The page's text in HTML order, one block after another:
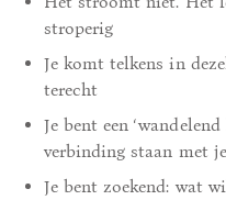
stroperig
Je komt telkens in
terecht
Je bent een
verbinding staan met
Je bent zoekend: wat